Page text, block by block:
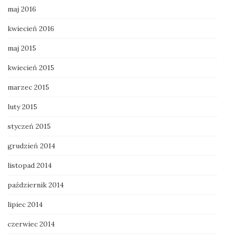
maj 2016
kwiecień 2016
maj 2015
kwiecień 2015
marzec 2015
luty 2015
styczeń 2015
grudzień 2014
listopad 2014
październik 2014
lipiec 2014
czerwiec 2014